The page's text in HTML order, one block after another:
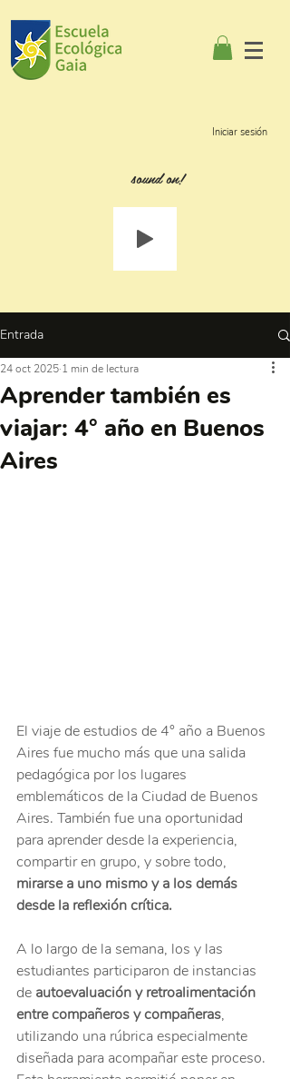
Iniciar sesión
sound on!
Entrada
Aprender también es
viajar: 4° año en Buenos
Aires
24 oct 2025 1 min de lectura
El viaje de estudios de 4° año a Buenos
Aires fue mucho más que una salida
pedagógica por los lugares
emblemáticos de la Ciudad de Buenos
Aires. También fue una oportunidad
para aprender desde la experiencia,
compartir en grupo, y sobre todo,
mirarse a uno mismo y a los demás
desde la reflexión crítica.
A lo largo de la semana, los y las
estudiantes participaron de instancias
de autoevaluación y retroalimentación
entre compañeros y compañeras,
utilizando una rúbrica especialmente
diseñada para acompañar este proceso.